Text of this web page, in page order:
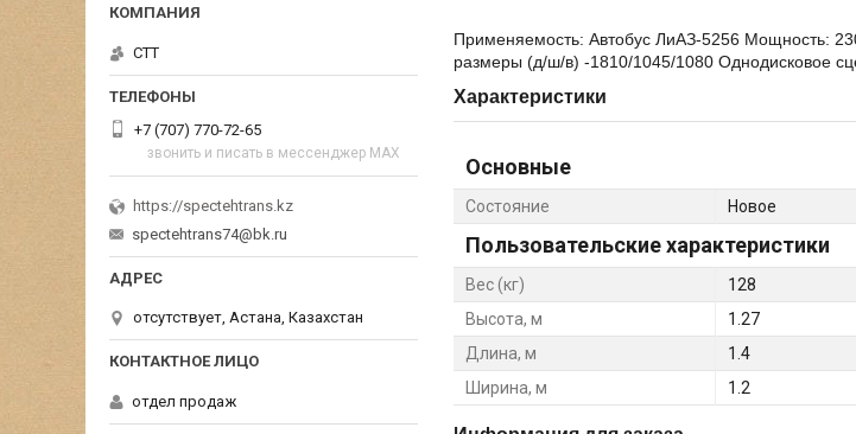
Применяемость: Автобус ЛиАЗ-5256 Мощность:
размеры (д/ш/в) -1810/1045/1080 Однодисковое
Характеристики
Основные
Состояние Новое
Пользовательские характеристики
Вес (кг)
128
Высота, м
1.27
Длина, м
1.4
Ширина, м
1.2
СТТ
+7 (707) 770-72-65
звонить и писать в мессенджер MAX
https://spectehtrans.kz
spectehtrans74@bk.ru
отсутствует, Астана, Казахстан
отдел продаж